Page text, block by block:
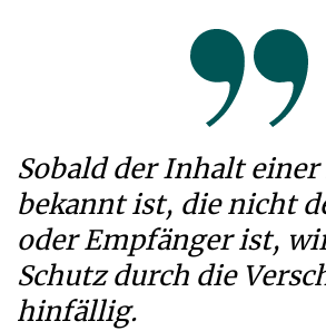
Sobald der Inhalt einer
bekannt ist, die nicht
oder Empfänger ist,
Schutz durch die
hinfällig.